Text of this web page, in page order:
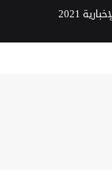
2021